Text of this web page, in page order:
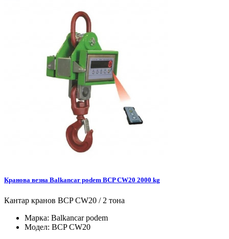
Кранова везна Balkancar podem BCP CW20 2000 kg
Кантар кранов BCP CW20 / 2 тона
Марка: Balkancar podem
Модел: BCP CW20